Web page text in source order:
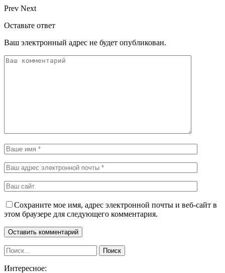
Prev Next
Оставьте ответ
Ваш электронный адрес не будет опубликован.
Сохраните мое имя, адрес электронной почты и веб-сайт в
этом браузере для следующего комментария.
Интересное: